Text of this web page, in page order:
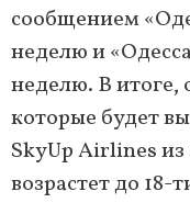
сообщением
неделю и
неделю. В итоге,
которые будет
SkyUp Airlines
возрастет до 18-